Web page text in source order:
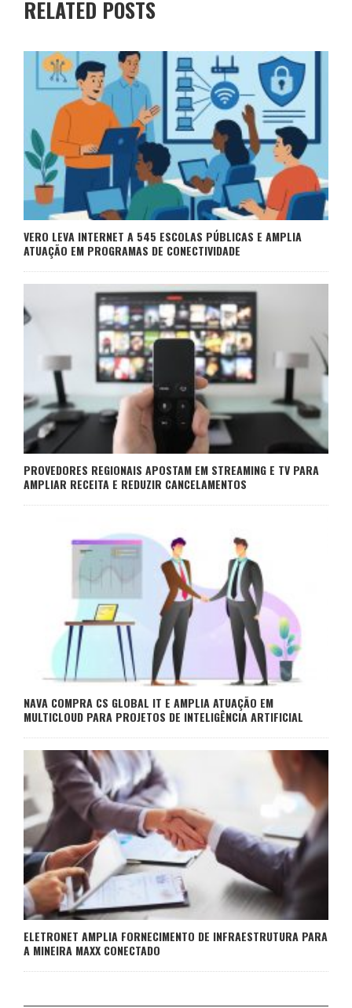
RELATED POSTS
VERO LEVA INTERNET A 545 ESCOLAS PÚBLICAS E AMPLIA
ATUAÇÃO EM PROGRAMAS DE CONECTIVIDADE
PROVEDORES REGIONAIS APOSTAM EM STREAMING E TV PARA
AMPLIAR RECEITA E REDUZIR CANCELAMENTOS
NAVA COMPRA CS GLOBAL IT E AMPLIA ATUAÇÃO EM
MULTICLOUD PARA PROJETOS DE INTELIGÊNCIA ARTIFICIAL
ELETRONET AMPLIA FORNECIMENTO DE INFRAESTRUTURA PARA
A MINEIRA MAXX CONECTADO